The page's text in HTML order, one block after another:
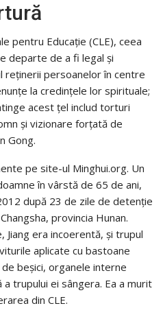
pentru Educaţie (CLE), ceea
departe de a fi legal şi
reţinerii persoanelor în centre
la credinţele lor spirituale;
acest ţel includ torturi
şi vizionare forţată de
Gong.
pe site-ul Minghui.org. Un
în vârstă de 65 de ani,
după 23 de zile de detenţie
provincia Hunan.
Jiang era incoerentă, şi trupul
aplicate cu bastoane
beşici, organele interne
trupului ei sângera. Ea a murit
din CLE.